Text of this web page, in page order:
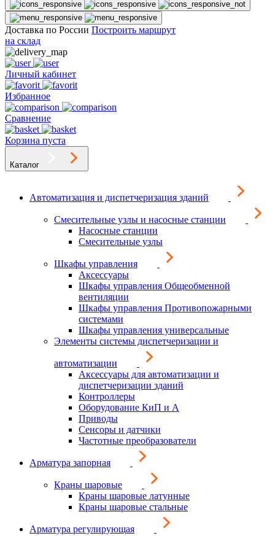
Доставка по России Построить маршрут
на склад
Личный кабинет
Избранное
Сравнение
Корзина пуста
Каталог
Автоматизация и диспетчеризация зданий
Смесительные узлы и насосные станции
Насосные станции
Смесительные узлы
Шкафы управления
Аксессуары
Шкафы управления Общеобменной
вентиляции
Шкафы управления Противопожарными
системами
Шкафы управления универсальные
Элементы системы диспетчеризации и
автоматизации
Аксессуары для автоматизации и
диспетчеризации зданий
Контроллеры
Оборудование КиП и А
Приводы
Сенсоры и датчики
Частотные преобразователи
Арматура запорная
Краны шаровые
Краны шаровые латунные
Краны шаровые стальные
Арматура регулирующая